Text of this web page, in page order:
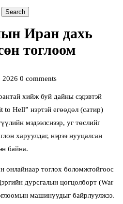
Search
Иран дахь
тоглоом
2026 0 comments
хийж буй дайны сэдэвтэй
Hell” нэртэй егөөдөл (сатир)
мэдээлснээр, уг төслийг
харуулдаг, нэрээ нууцалсан
байна.
онлайнаар тоглох боломжтойгоос
дурсгалын цогцолборт (War
машинуудыг байрлуулжээ.